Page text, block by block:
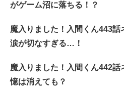
がゲーム沼に落ちる！？
魔入りました！入間くん443
涙が切なすぎる…！
魔入りました！入間くん442
憶は消えても？